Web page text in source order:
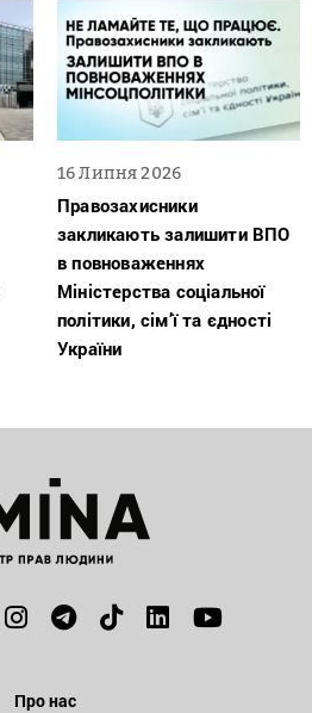
16 Липня 2026
Правозахисники
закликають залишити ВПО
в повноваженнях
Міністерства соціальної
політики, сім’ї та єдності
України
Про нас